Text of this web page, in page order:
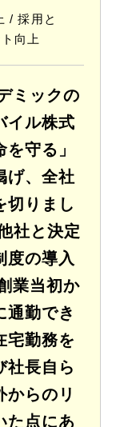
/ 採⽤と
向上
ミックの
イル株式
守る」
げ、全社
切りまし
社と決定
度の導入
業当初か
通勤でき
宅勤務を
社長自ら
からのリ
た点にあ